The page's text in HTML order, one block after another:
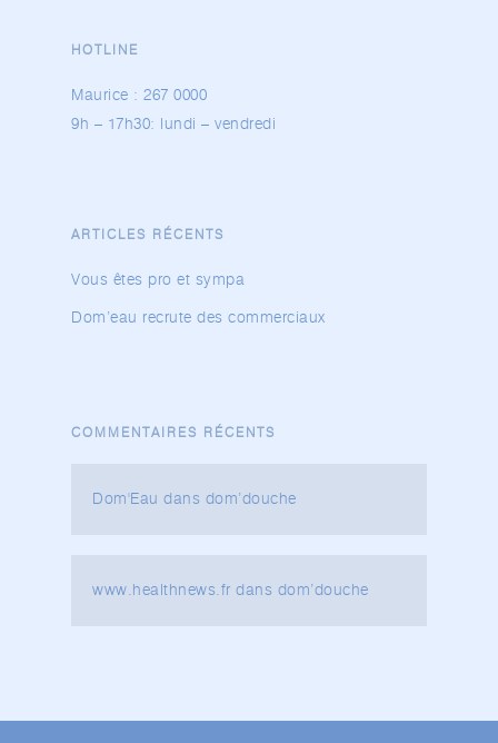
HOTLINE
Maurice : 267 0000
9h – 17h30: lundi – vendredi
ARTICLES RÉCENTS
Vous êtes pro et sympa
Dom’eau recrute des commerciaux
COMMENTAIRES RÉCENTS
Dom'Eau dans dom’douche
www.healthnews.fr dans dom’douche